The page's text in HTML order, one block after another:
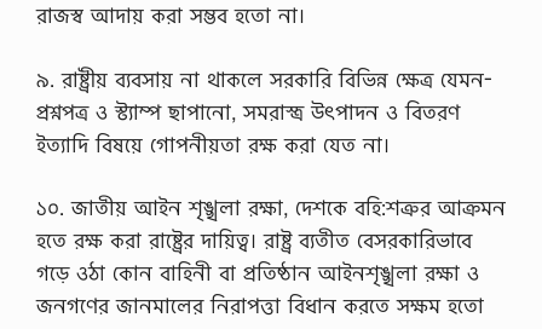
রাজস্ব আদায় করা সম্ভব হতো না।
৯. রাষ্ট্রীয় ব্যবসায় না থাকলে সরকারি বিভিন্ন ক্ষেত্র যেমন-
প্রশ্নপত্র ও স্ট্যাম্প ছাপানো, সমরাস্ত্র উৎপাদন ও বিতরণ
ইত্যাদি বিষয়ে গোপনীয়তা রক্ষ করা যেত না।
১০. জাতীয় আইন শৃঙ্খলা রক্ষা, দেশকে বহি:শত্রুর আক্রমন
হতে রক্ষ করা রাষ্ট্রের দায়িত্ব। রাষ্ট্র ব্যতীত বেসরকারিভাবে
গড়ে ওঠা কোন বাহিনী বা প্রতিষ্ঠান আইনশৃঙ্খলা রক্ষা ও
জনগণের জানমালের নিরাপত্তা বিধান করতে সক্ষম হতো